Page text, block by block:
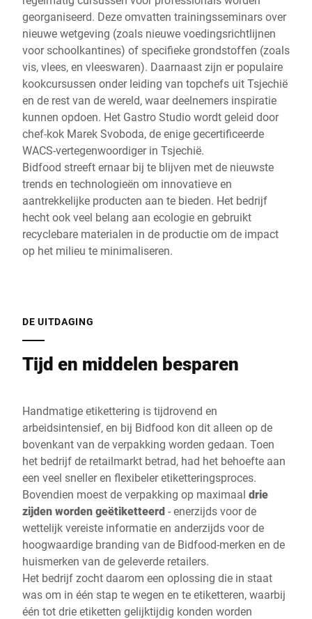
georganiseerd. Deze omvatten trainingsseminars over
nieuwe wetgeving (zoals nieuwe voedingsrichtlijnen
voor schoolkantines) of specifieke grondstoffen (zoals
vis, vlees, en vleeswaren). Daarnaast zijn er populaire
kookcursussen onder leiding van topchefs uit Tsjechië
en de rest van de wereld, waar deelnemers inspiratie
kunnen opdoen. Het Gastro Studio wordt geleid door
chef-kok Marek Svoboda, de enige gecertificeerde
WACS-vertegenwoordiger in Tsjechië.
Bidfood streeft ernaar bij te blijven met de nieuwste
trends en technologieën om innovatieve en
aantrekkelijke producten aan te bieden. Het bedrijf
hecht ook veel belang aan ecologie en gebruikt
recyclebare materialen in de productie om de impact
op het milieu te minimaliseren.
DE UITDAGING
Tijd en middelen besparen
Handmatige etikettering is tijdrovend en
arbeidsintensief, en bij Bidfood kon dit alleen op de
bovenkant van de verpakking worden gedaan. Toen
het bedrijf de retailmarkt betrad, had het behoefte aan
een veel sneller en flexibeler etiketteringsproces.
Bovendien moest de verpakking op maximaal drie
zijden worden geëtiketteerd- enerzijds voor de
wettelijk vereiste informatie en anderzijds voor de
hoogwaardige branding van de Bidfood-merken en de
huismerken van de geleverde retailers.
Het bedrijf zocht daarom een oplossing die in staat
was om in één stap te wegen en te etiketteren, waarbij
één tot drie etiketten gelijktijdig konden worden